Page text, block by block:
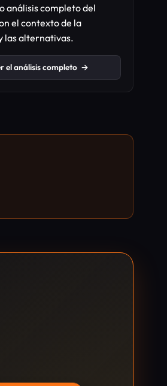
análisis completo del
el contexto de la
las alternativas.
el análisis completo →